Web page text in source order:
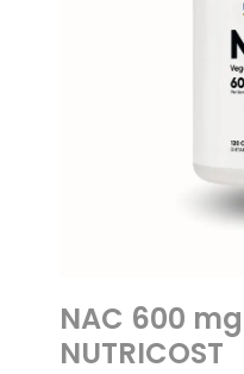
NAC 600
NUTRICOST